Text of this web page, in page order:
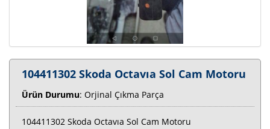
104411302 Skoda Octavıa Sol Cam Motoru
Ürün Durumu: Orjinal Çıkma Parça
104411302 Skoda Octavıa Sol Cam Motoru